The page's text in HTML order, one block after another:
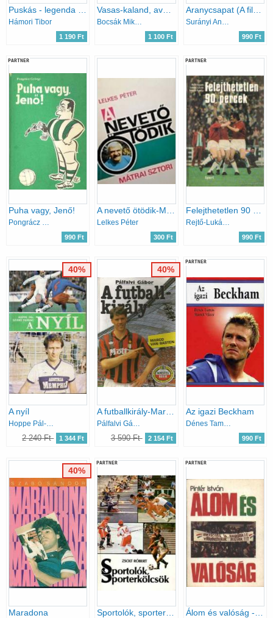
Hámori Tibor
1 190 Ft
Bocsák Miklós
1 100 Ft
Aranycsapat (A film születése, és ami a filmből kimaradt...)
Surányi András-Hernádi Miklós
990 Ft
PARTNER
Puha vagy, Jenő!
Pongrácz György
990 Ft
A nevető ötödik-Mátrai sztori
Lelkes Péter
300 Ft
PARTNER
Felejthetetlen 90 percek
Rejtő-Lukács-Szepesi
990 Ft
A nyíl
Hoppe Pál-Szabó Ferenc
2 240 Ft 1 344 Ft
40%
Pálfalvi Gábor
3 590 Ft 2 154 Ft
40%
PARTNER
Az igazi Beckham
Dénes Tamás-Mácsik Viktor
990 Ft
Maradona
40%
PARTNER PARTNER